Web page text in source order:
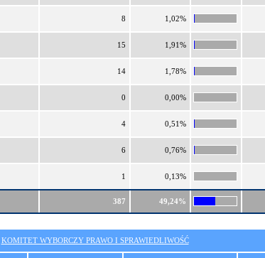
8 1,02%
15 1,91%
14 1,78%
0 0,00%
4 0,51%
6 0,76%
1 0,13%
387 49,24%
KOMITET WYBORCZY PRAWO I SPRAWIEDLIWOŚĆ